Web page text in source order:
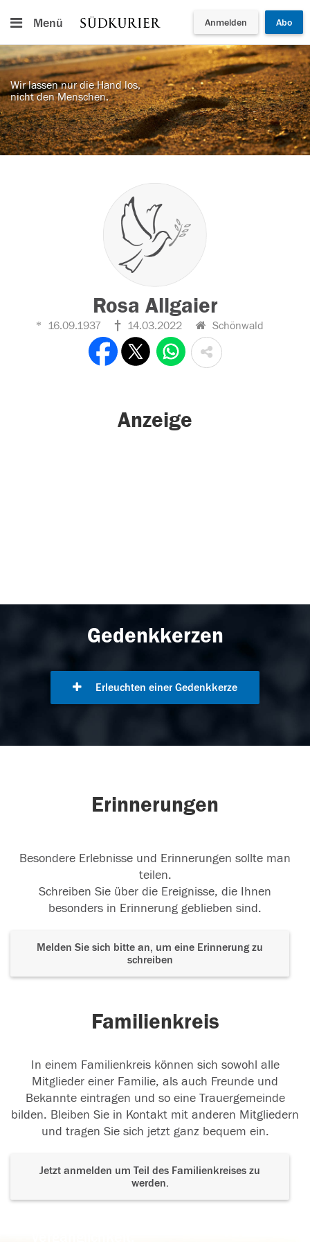
Menü Anmelden Abo
Wir lassen nur die Hand los,
nicht den Menschen.
Rosa Allgaier
16.09.1937 14.03.2022 Schönwald
Anzeige
Gedenkkerzen
Erleuchten einer Gedenkkerze
Erinnerungen
Besondere Erlebnisse und Erinnerungen sollte man
teilen.
Schreiben Sie über die Ereignisse, die Ihnen
besonders in Erinnerung geblieben sind.
Melden Sie sich bitte an, um eine Erinnerung zu
schreiben
Familienkreis
In einem Familienkreis können sich sowohl alle
Mitglieder einer Familie, als auch Freunde und
Bekannte eintragen und so eine Trauergemeinde
bilden. Bleiben Sie in Kontakt mit anderen Mitgliedern
und tragen Sie sich jetzt ganz bequem ein.
Jetzt anmelden um Teil des Familienkreises zu
werden.